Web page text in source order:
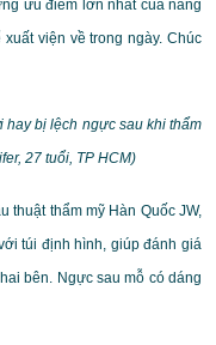
ưu điểm lớn nhất của nâng
viện về trong ngày. Chúc
bị lệch ngực sau khi thẩm
27 tuổi, TP HCM)
thuật thẩm mỹ Hàn Quốc JW,
túi định hình, giúp đánh giá
bên. Ngực sau mỗ có dáng